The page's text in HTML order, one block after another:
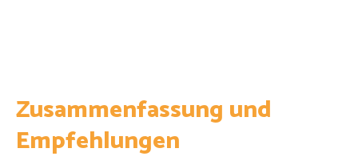
Zusammenfassung und
Empfehlungen